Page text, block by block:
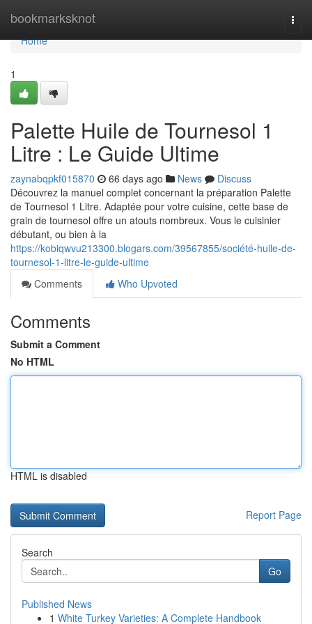
bookmarksknot
Home
Home
1
Palette Huile de Tournesol 1
Litre : Le Guide Ultime
zaynabqpkf015870 66 days ago News
Discuss
Découvrez la manuel complet concernant la préparation Palette
de Tournesol 1 Litre. Adaptée pour votre cuisine, cette base de
grain de tournesol offre un atouts nombreux. Vous le cuisinier
débutant, ou bien à la
https://kobiqwvu213300.blogars.com/39567855/société-huile-de-
tournesol-1-litre-le-guide-ultime
Comments
Who Upvoted
Comments
Submit a Comment
No HTML
HTML is disabled
Report Page
Search
Go
Published News
1 White Turkey Varieties: A Complete Handbook